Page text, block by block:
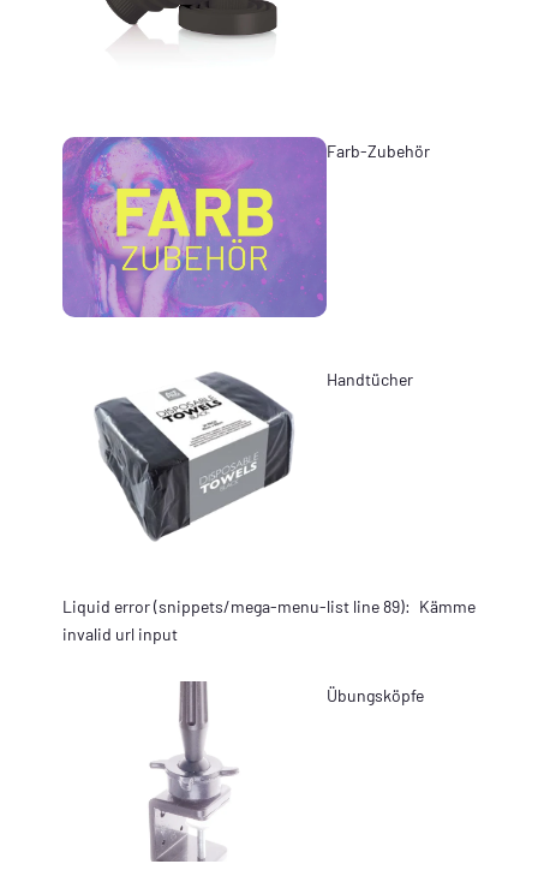
Farb-Zubehör
Handtücher
Liquid error (snippets/mega-menu-list line 89):
invalid url input
Kämme
Übungsköpfe